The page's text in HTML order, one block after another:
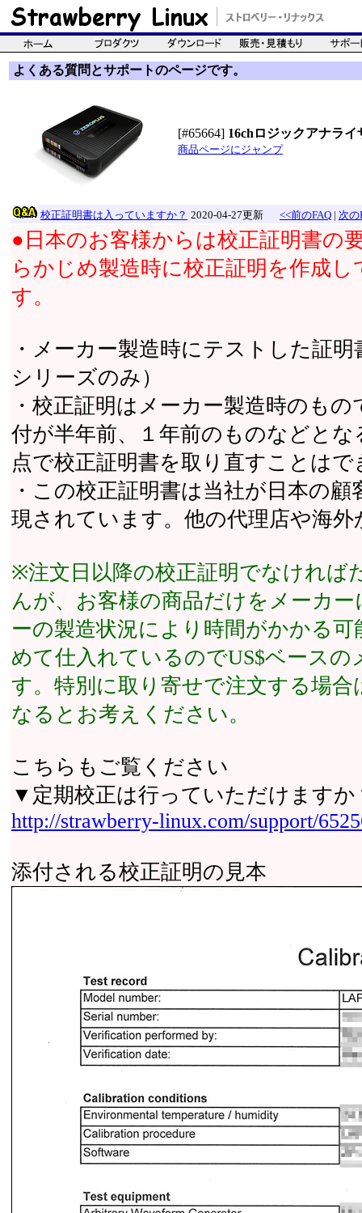
よくある質問とサポートのページです。
[#65664] 16chロジックアナライ
商品ページにジャンプ
校正証明書は入っていますか？ 2020-04-27更新 <<前のFAQ | 次の
●日本のお客様からは校正証明書の
らかじめ製造時に校正証明を作成
す。
・メーカー製造時にテストした証
シリーズのみ）
・校正証明はメーカー製造時のも
付が半年前、１年前のものなどと
点で校正証明書を取り直すことはで
・この校正証明書は当社が日本の
現されています。他の代理店や海
※注文日以降の校正証明でなければ
んが、お客様の商品だけをメーカ
ーの製造状況により時間がかかる
めて仕入れているのでUS$ベース
す。特別に取り寄せで注文する場
なるとお考えください。
こちらもご覧ください
▼定期校正は行っていただけますか
http://strawberry-linux.com/support/
添付される校正証明の見本